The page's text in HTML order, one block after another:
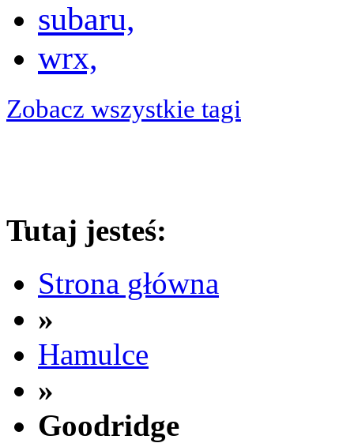
subaru,
wrx,
Zobacz wszystkie tagi
Tutaj jesteś:
Strona główna
»
Hamulce
»
Goodridge